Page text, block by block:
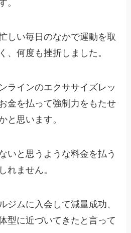
。
しい毎日のなかで運動を取
、何度も挫折しました。
ラインのエクササイズレッ
金を払って強制力をもたせ
と思います。
いと思うような料金を払う
れません。
ジムに入会して減量成功、
型に近づいてきたと言って